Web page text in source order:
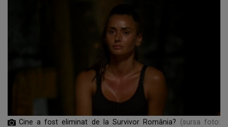
Cine a fost eliminat de la Survivor România?
(sursa foto: